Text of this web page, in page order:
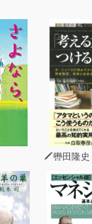
轡田隆史